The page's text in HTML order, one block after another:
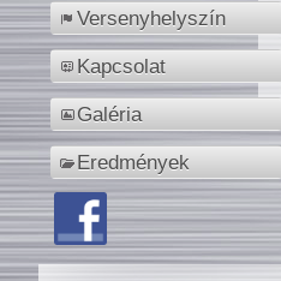
Versenyhelyszín
Kapcsolat
Galéria
Eredmények